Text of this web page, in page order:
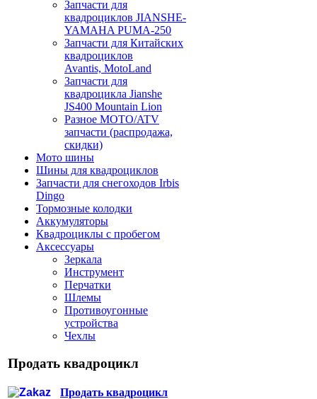
Запчасти для
квадроциклов JIANSHE-
YAMAHA PUMA-250
Запчасти для Китайских
квадроциклов
Avantis, MotoLand
Запчасти для
квадроцикла Jianshe
JS400 Mountain Lion
Разное МОТО/ATV
запчасти (распродажа,
скидки)
Мото шины
Шины для квадроциклов
Запчасти для снегоходов Irbis
Dingo
Тормозные колодки
Аккумуляторы
Квадроциклы с пробегом
Аксессуары
Зеркала
Инструмент
Перчатки
Шлемы
Противоугонные
устройства
Чехлы
Продать квадроцикл
Продать квадроцикл